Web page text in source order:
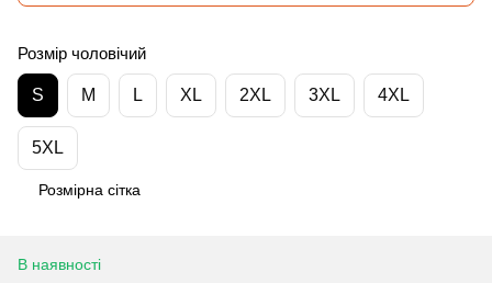
Розмір чоловічий
S M L XL 2XL 3XL 4XL
5XL
Розмірна сітка
В наявності